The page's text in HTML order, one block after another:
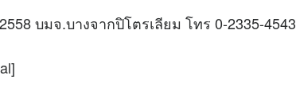
บมจ.บางจากปิโตรเลียม โทร 0-2335-4543